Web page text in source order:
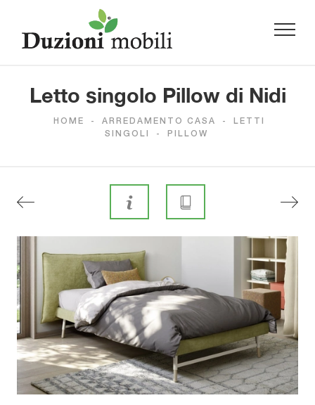
Letto singolo Pillow di Nidi
HOME - ARREDAMENTO CASA -
LETTI
SINGOLI
- PILLOW